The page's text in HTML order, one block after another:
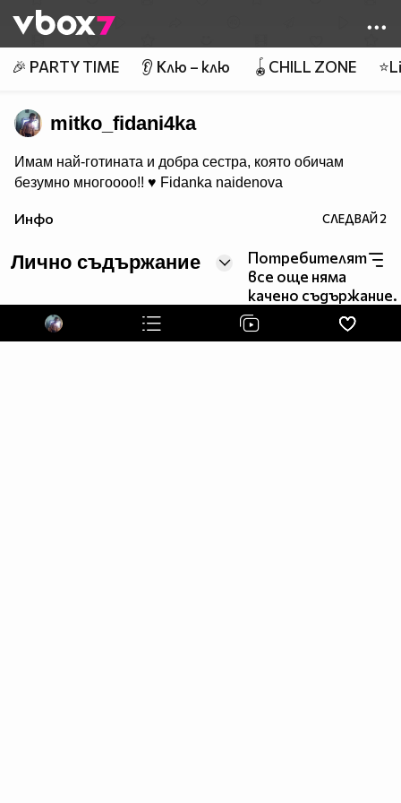
👾
🎉 PARTY TIME 👂 Клю – клю 🪀CHILL ZONE
mitko_fidani4ka
Имам най-готинaта и добра сестра, която обичам
безумно многоооо!! ♥ Fidanka naidenova
Инфо СЛЕДВАЙ2
Лично съдържание
Потребителят
все още няма
качено съдържание.